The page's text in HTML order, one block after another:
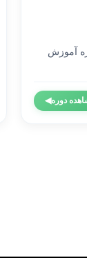
آموزش
دوره◀